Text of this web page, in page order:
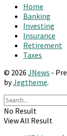
Home
Banking
Investing
Insurance
Retirement
Taxes
© 2026 JNews -
byJegtheme.
No Result
View All Result